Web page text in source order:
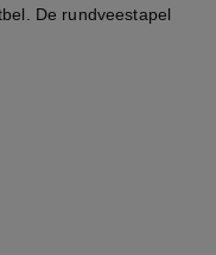
De rundveestapel